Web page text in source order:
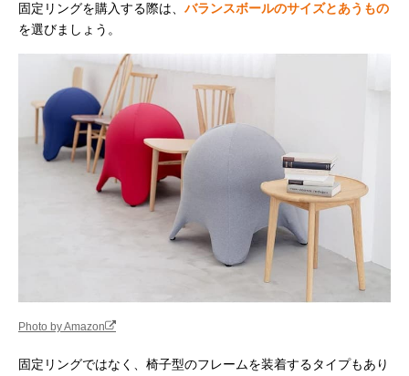
固定リングを購入する際は、 バランスボールのサイズとあうもの
を選びましょう。
Photo by Amazon
固定リングではなく、椅子型のフレームを装着するタイプもあり